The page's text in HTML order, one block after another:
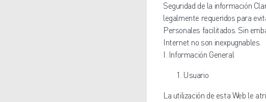
Seguridad de la información
legalmente requeridos para
Personales facilitados. Sin
Internet no son inexpugnables.
I. Información General
Usuario
La utilización de esta Web le